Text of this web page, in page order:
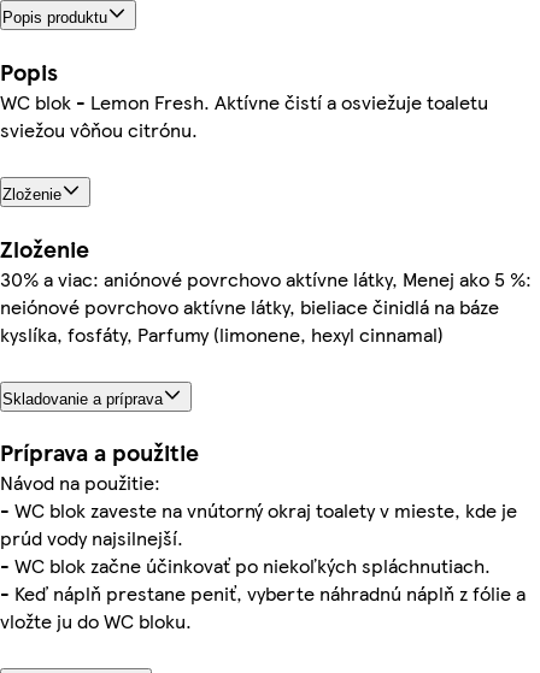
Popis produktu
Popis
WC blok - Lemon Fresh. Aktívne čistí a osviežuje toaletu
sviežou vôňou citrónu.
Zloženie
Zloženie
30% a viac: aniónové povrchovo aktívne látky, Menej ako 5 %:
neiónové povrchovo aktívne látky, bieliace činidlá na báze
kyslíka, fosfáty, Parfumy (limonene, hexyl cinnamal)
Skladovanie a príprava
Príprava a použitie
Návod na použitie:
- WC blok zaveste na vnútorný okraj toalety v mieste, kde je
prúd vody najsilnejší.
- WC blok začne účinkovať po niekoľkých spláchnutiach.
- Keď náplň prestane peniť, vyberte náhradnú náplň z fólie a
vložte ju do WC bloku.